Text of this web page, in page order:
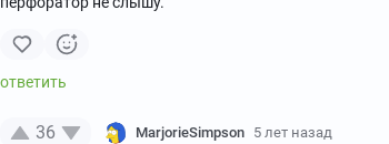
36 MarjorieSimpson 5 лет назад